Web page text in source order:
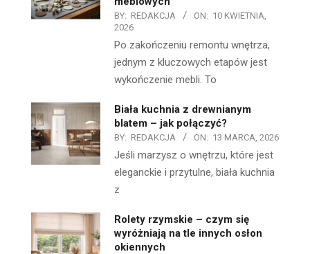
BY: REDAKCJA ON: 10 KWIETNIA,
2026
Po zakończeniu remontu wnętrza,
jednym z kluczowych etapów jest
wykończenie mebli. To
Biała kuchnia z drewnianym
blatem – jak połączyć?
BY: REDAKCJA ON: 13 MARCA, 2026
Jeśli marzysz o wnętrzu, które jest
eleganckie i przytulne, biała kuchnia
z
Rolety rzymskie – czym się
wyróżniają na tle innych osłon
okiennych